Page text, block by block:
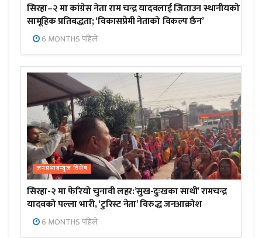
सिरहा–२ मा कांग्रेस नेता राम चन्द्र यादवलाई जिताउन स्थानीयको
सामूहिक प्रतिबद्धता; ‘विकासप्रेमी नेताको विकल्प छैन’
6 MONTHS पहिले
जनप्रभाबन्युज विशेष
सिरहा-२ मा फेरियो चुनावी लहर:’सुख-दुःखका साथी’ रामचन्द्र
यादवको पल्ला भारी, ‘टुरिस्ट नेता’ विरुद्ध जनआक्रोश
6 MONTHS पहिले